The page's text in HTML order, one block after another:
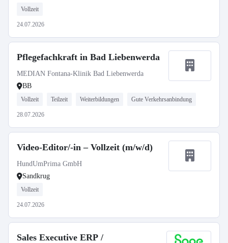
Vollzeit
24.07.2026
Pflegefachkraft in Bad Liebenwerda
MEDIAN Fontana-Klinik Bad Liebenwerda
BB
Vollzeit Teilzeit Weiterbildungen Gute Verkehrsanbindung
28.07.2026
Video-Editor/-in – Vollzeit (m/w/d)
HundUmPrima GmbH
Sandkrug
Vollzeit
24.07.2026
Sales Executive ERP /